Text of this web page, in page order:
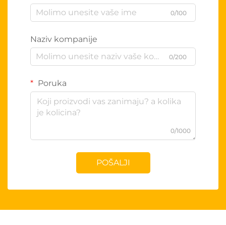
0/100
Naziv kompanije
0/200
Poruka
0/1000
POŠALJI